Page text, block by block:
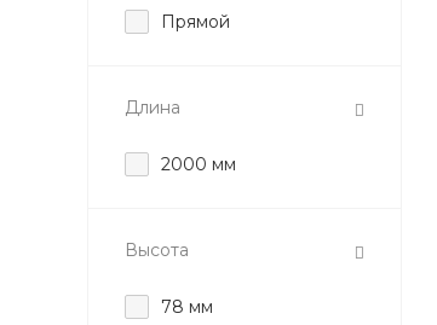
Прямой
Длина
2000 мм
Высота
78 мм